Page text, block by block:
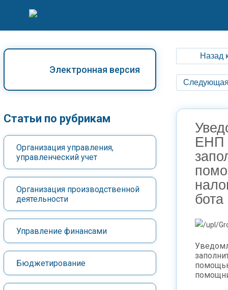
Электронная версия
Статьи по рубрикам
Организация управления,
управленческий учет
Организация производственной
деятельности
Управление финансами
Бюджетирование
Назад
Следующая
ЕНП
бота